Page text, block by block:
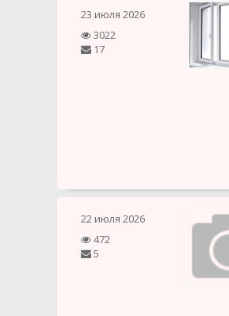
23 июля 2026
3022
17
22 июля 2026
472
5